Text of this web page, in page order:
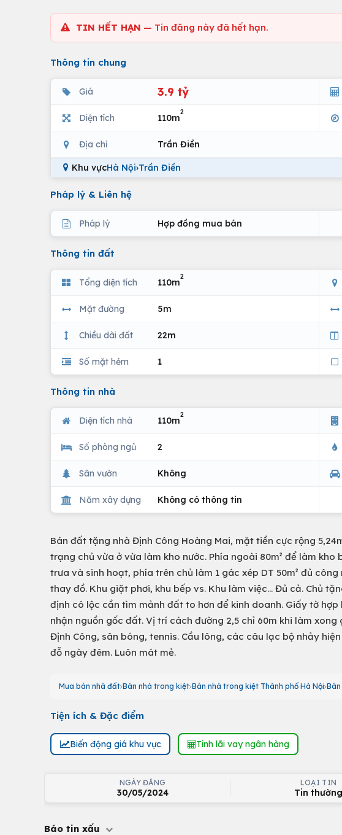
TIN HẾT HẠN — Tin đăng này đã hết hạn.
Thông tin chung
Giá 3.9 tỷ
Diện tích 110m
2
Địa chỉ Trần Điền
Khu vựcHà Nội›Trần Điền
Pháp lý & Liên hệ
Pháp lý Hợp đồng mua bán
Thông tin đất
Tổng diện tích 110m
2
Mặt đường 5m
Chiều dài đất 22m
Số mặt hẻm 1
Thông tin nhà
Diện tích nhà 110m
2
Số phòng ngủ 2
Sân vườn Không
Năm xây dựng Không có thông tin
Bán đất tặng nhà Định Công Hoàng Mai, mặt tiền cực rộng
trạng chủ vừa ở vừa làm kho nước. Phía ngoài 80m² để làm
trưa và sinh hoạt, phía trên chủ làm 1 gác xép DT 50m² đủ
thay đồ. Khu giặt phơi, khu bếp vs. Khu làm việc... Đủ cả. Chủ
định có lộc cần tìm mảnh đất to hơn để kinh doanh. Giấy tờ
nhận nguồn gốc đất. Vị trí cách đường 2,5 chỉ 60m khi làm
Định Công, sân bóng, tennis. Cầu lông, các câu lạc bộ nhảy
đỗ ngày đêm. Luôn mát mẻ.
Mua bán nhà đất Bán nhà trong kiệt Bán nhà trong kiệt Thành phố Hà Nội
Tiện ích & Đặc điểm
Biến động giá khu vực Tính lãi vay ngân hàng
NGÀY ĐĂNG
30/05/2024
LOẠI TIN
Tin thường
Báo tin xấu